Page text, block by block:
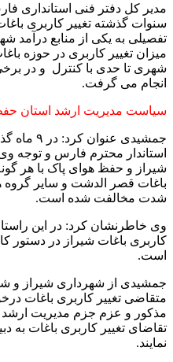
مدیر کل دفتر فنی استانداری
سنوات گذشته تغییر کاربری
تفصیلی به یکی از منابع درآمد
میزان تغییر کاربری در حوزه
شهری تا حدی با کنترل و در
انجام می گرفت.
سیاست مدیریت ارشد استان
جمشیدی
استاندار محترم فارس و توجه
شیراز و حفظ هوای پاک با هر
باغات قصر الدشت و سایر گروه
شدت مخالفت شده است.
است.
جمشیدی از شهرداری شیراز و
متقاضی تغییر کاربری باغات
مذکور و عزم جزم مدیریت ارشد
نمایند.